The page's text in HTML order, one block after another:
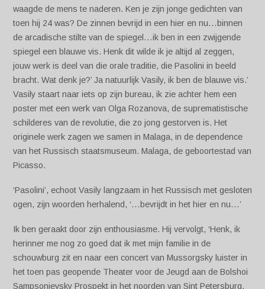
waagde de mens te naderen. Ken je zijn jonge gedichten van
toen hij 24 was? De zinnen bevrijd in een hier en nu…binnen
de arcadische stilte van de spiegel…ik ben in een zwijgende
spiegel een blauwe vis. Henk dit wilde ik je altijd al zeggen,
jouw werk is deel van die orale traditie, die Pasolini in beeld
bracht. Wat denk je?’ Ja natuurlijk Vasily, ik ben de blauwe vis.’
Vasily staart naar iets op zijn bureau, ik zie achter hem een
poster met een werk van Olga Rozanova, de suprematistische
schilderes van de revolutie, die zo jong gestorven is. Het
originele werk zagen we samen in Malaga, in de dependence
van het Russisch staatsmuseum. Malaga, de geboortestad van
Picasso.
‘Pasolini’, echoot Vasily langzaam in het Russisch met gesloten
ogen, zijn woorden herhalend, ‘…bevrijdt in het hier en nu…’
Ik ben geraakt door zijn enthousiasme. Hij vervolgt, ‘Henk, ik
herinner me nog zo goed dat ik met mijn familie in de
schouwburg zit en naar een concert van Mussorgsky luister in
het toen pas geopende Theater voor de Jeugd aan de Bolshoi
Sampsonievsky Prospekt in het noorden van Sint Petersburg.